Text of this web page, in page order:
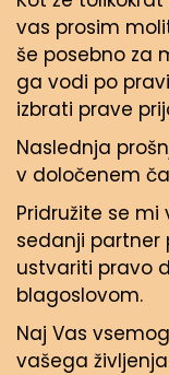
vas prosim
še posebno za
ga vodi po
izbrati prave
Naslednja
v določenem
Pridružite se
sedanji partner
ustvariti pravo
blagoslovom.
Naj Vas
vašega